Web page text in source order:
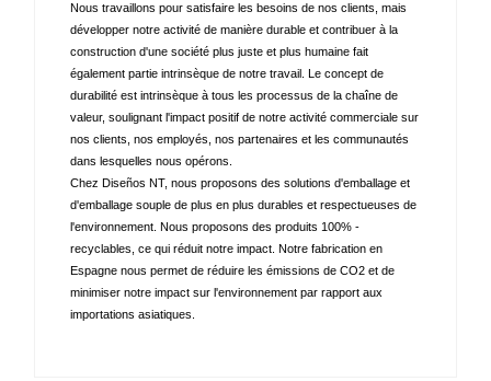
Nous travaillons pour satisfaire les besoins de nos clients, mais
développer notre activité de manière durable et contribuer à la
construction d'une société plus juste et plus humaine fait
également partie intrinsèque de notre travail. Le concept de
durabilité est intrinsèque à tous les processus de la chaîne de
valeur, soulignant l'impact positif de notre activité commerciale sur
nos clients, nos employés, nos partenaires et les communautés
dans lesquelles nous opérons.
Chez Diseños NT, nous proposons des solutions d'emballage et
d'emballage souple de plus en plus durables et respectueuses de
l'environnement. Nous proposons des produits 100% -
recyclables, ce qui réduit notre impact. Notre fabrication en
Espagne nous permet de réduire les émissions de CO2 et de
minimiser notre impact sur l'environnement par rapport aux
importations asiatiques.